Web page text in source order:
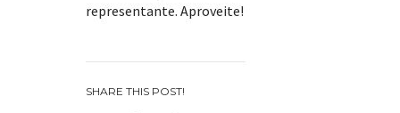
representante. Aproveite!
SHARE THIS POST!